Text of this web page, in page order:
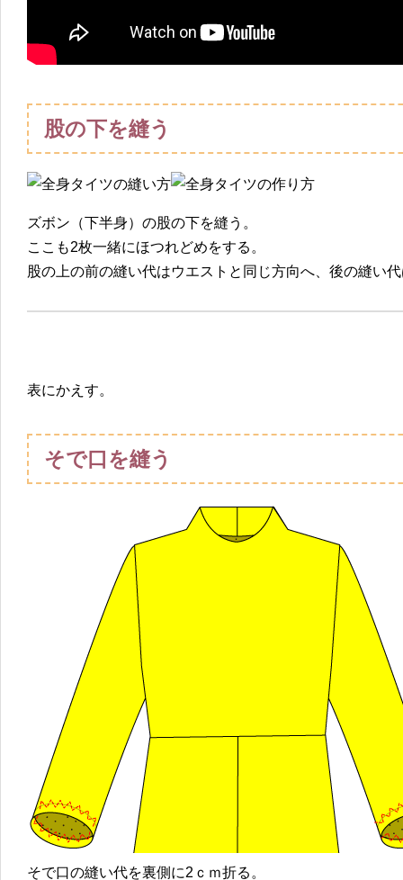
股の下を縫う
ズボン（下半身）の股の下を縫う。
ここも2枚一緒にほつれどめをする。
股の上の前の縫い代はウエストと同じ方向へ、後の縫い
表にかえす。
そで口を縫う
そで口の縫い代を裏側に2ｃｍ折る。